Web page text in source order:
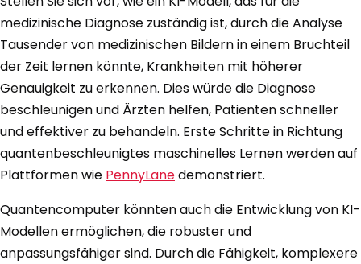
medizinische Diagnose zuständig ist, durch die Analyse
Tausender von medizinischen Bildern in einem Bruchteil
der Zeit lernen könnte, Krankheiten mit höherer
Genauigkeit zu erkennen. Dies würde die Diagnose
beschleunigen und Ärzten helfen, Patienten schneller
und effektiver zu behandeln. Erste Schritte in Richtung
quantenbeschleunigtes maschinelles Lernen werden auf
Plattformen wie PennyLanedemonstriert.
Quantencomputer könnten auch die Entwicklung von KI-
Modellen ermöglichen, die robuster und
anpassungsfähiger sind. Durch die Fähigkeit, komplexere